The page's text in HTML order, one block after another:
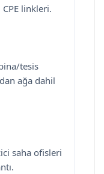
linkleri.
tesis
ağa dahil
saha ofisleri